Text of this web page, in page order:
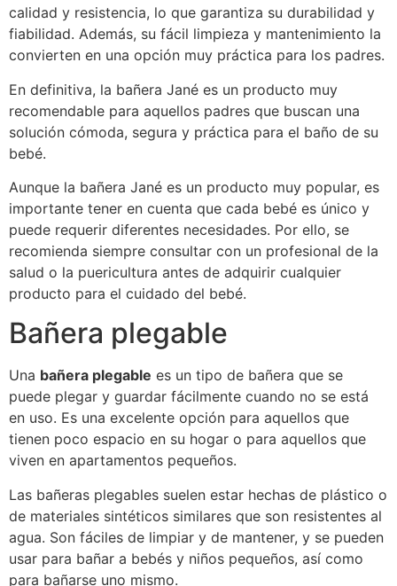
calidad y resistencia, lo que garantiza su durabilidad y
fiabilidad. Además, su fácil limpieza y mantenimiento la
convierten en una opción muy práctica para los padres.
En definitiva, la bañera Jané es un producto muy
recomendable para aquellos padres que buscan una
solución cómoda, segura y práctica para el baño de su
bebé.
Aunque la bañera Jané es un producto muy popular, es
importante tener en cuenta que cada bebé es único y
puede requerir diferentes necesidades. Por ello, se
recomienda siempre consultar con un profesional de la
salud o la puericultura antes de adquirir cualquier
producto para el cuidado del bebé.
Bañera plegable
Una bañera plegable es un tipo de bañera que se
puede plegar y guardar fácilmente cuando no se está
en uso. Es una excelente opción para aquellos que
tienen poco espacio en su hogar o para aquellos que
viven en apartamentos pequeños.
Las bañeras plegables suelen estar hechas de plástico o
de materiales sintéticos similares que son resistentes al
agua. Son fáciles de limpiar y de mantener, y se pueden
usar para bañar a bebés y niños pequeños, así como
para bañarse uno mismo.